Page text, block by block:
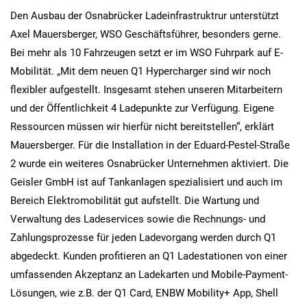
Den Ausbau der Osnabrücker Ladeinfrastruktrur unterstützt
Axel Mauersberger, WSO Geschäftsführer, besonders gerne.
Bei mehr als 10 Fahrzeugen setzt er im WSO Fuhrpark auf E-
Mobilität. „Mit dem neuen Q1 Hypercharger sind wir noch
flexibler aufgestellt. Insgesamt stehen unseren Mitarbeitern
und der Öffentlichkeit 4 Ladepunkte zur Verfügung. Eigene
Ressourcen müssen wir hierfür nicht bereitstellen“, erklärt
Mauersberger. Für die Installation in der Eduard-Pestel-Straße
2 wurde ein weiteres Osnabrücker Unternehmen aktiviert. Die
Geisler GmbH ist auf Tankanlagen spezialisiert und auch im
Bereich Elektromobilität gut aufstellt. Die Wartung und
Verwaltung des Ladeservices sowie die Rechnungs- und
Zahlungsprozesse für jeden Ladevorgang werden durch Q1
abgedeckt. Kunden profitieren an Q1 Ladestationen von einer
umfassenden Akzeptanz an Ladekarten und Mobile-Payment-
Lösungen, wie z.B. der Q1 Card, ENBW Mobility+ App, Shell